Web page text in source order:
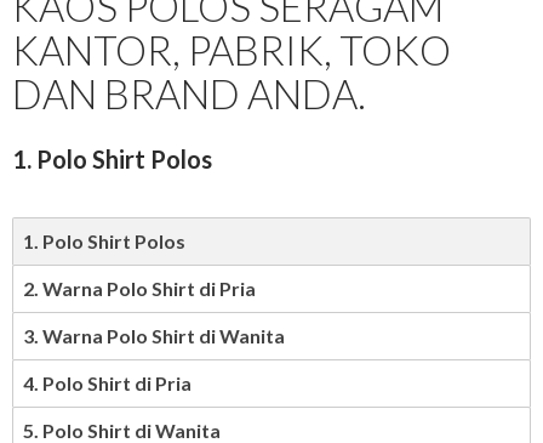
KANTOR, PABRIK, TOKO
DAN BRAND ANDA.
1. Polo Shirt Polos
1. Polo Shirt Polos
2. Warna Polo Shirt di Pria
3. Warna Polo Shirt di Wanita
4. Polo Shirt di Pria
5. Polo Shirt di Wanita